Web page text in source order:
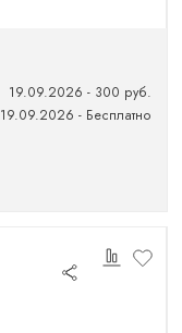
19.09.2026 - 300 руб.
19.09.2026 - Бесплатно